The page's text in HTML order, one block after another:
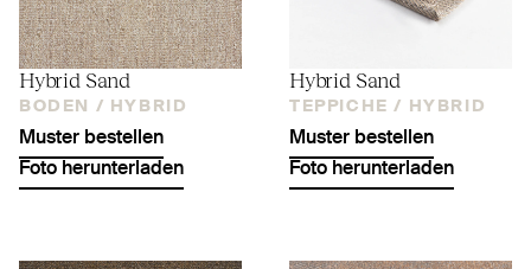
Hybrid Sand
BODEN / HYBRID
Muster bestellen
Foto herunterladen
Hybrid Sand
TEPPICHE / HYBRID
Muster bestellen
Foto herunterladen